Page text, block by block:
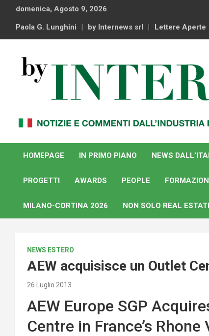
content
domenica, Agosto 9, 2026
Paola G. Lunghini by Internews srl Lettere Aperte
By Internews
internazionale
HOMEPAGE
IN PRIMO PIANO NEWS
PROGETTI AWARDS PEOPLE
MILANO-CORTINA 2026 NON SOLO REAL
NEWS ESTERO
AEW acquisisce un Outlet
26 Luglio 2013
AEW Europe SGP
Centre in France’s